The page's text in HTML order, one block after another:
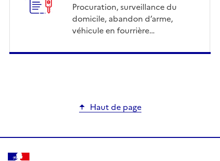
Procuration, surveillance du
domicile, abandon d’arme,
véhicule en fourrière…
Haut de page